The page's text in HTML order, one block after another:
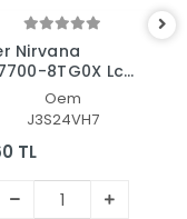
Nirvana
8TG0X Lcd
Data Flex
Oem
J3S24VH7
TL